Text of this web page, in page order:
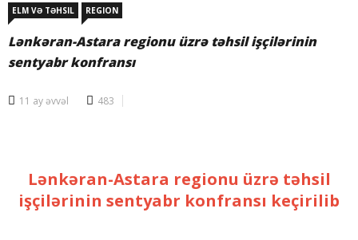
ELM VƏ TƏHSIL REGION
Lənkəran-Astara regionu üzrə təhsil işçilərinin
sentyabr konfransı
11 ay əvvəl 483
Lənkəran-Astara regionu üzrə təhsil
işçilərinin sentyabr konfransı keçirilib